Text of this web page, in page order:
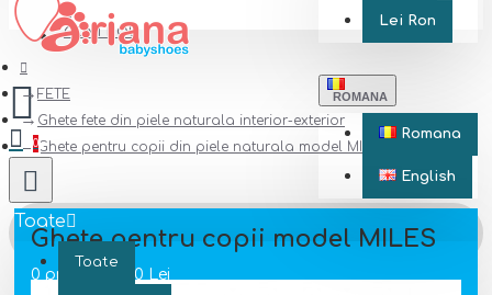
CONT NOU
Lei Ron
ROMANA
Romana
English
0
Toate
Toate
0 produs(e) - 0 Lei
FETE
Ghete fete din piele naturala interior-exterior
Ghete pentru copii din piele naturala model MILES
Ghete pentru copii model MILES